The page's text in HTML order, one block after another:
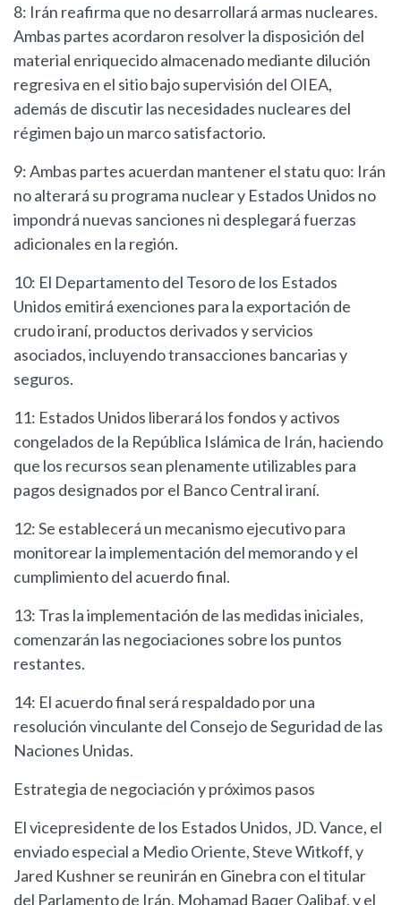
8: Irán reafirma que no desarrollará armas nucleares.
Ambas partes acordaron resolver la disposición del
material enriquecido almacenado mediante dilución
regresiva en el sitio bajo supervisión del OIEA,
además de discutir las necesidades nucleares del
régimen bajo un marco satisfactorio.
9: Ambas partes acuerdan mantener el statu quo: Irán
no alterará su programa nuclear y Estados Unidos no
impondrá nuevas sanciones ni desplegará fuerzas
adicionales en la región.
10: El Departamento del Tesoro de los Estados
Unidos emitirá exenciones para la exportación de
crudo iraní, productos derivados y servicios
asociados, incluyendo transacciones bancarias y
seguros.
11: Estados Unidos liberará los fondos y activos
congelados de la República Islámica de Irán, haciendo
que los recursos sean plenamente utilizables para
pagos designados por el Banco Central iraní.
12: Se establecerá un mecanismo ejecutivo para
monitorear la implementación del memorando y el
cumplimiento del acuerdo final.
13: Tras la implementación de las medidas iniciales,
comenzarán las negociaciones sobre los puntos
restantes.
14: El acuerdo final será respaldado por una
resolución vinculante del Consejo de Seguridad de las
Naciones Unidas.
Estrategia de negociación y próximos pasos
El vicepresidente de los Estados Unidos, JD. Vance, el
enviado especial a Medio Oriente, Steve Witkoff, y
Jared Kushner se reunirán en Ginebra con el titular
del Parlamento de Irán, Mohamad Baqer Qalibaf, y el